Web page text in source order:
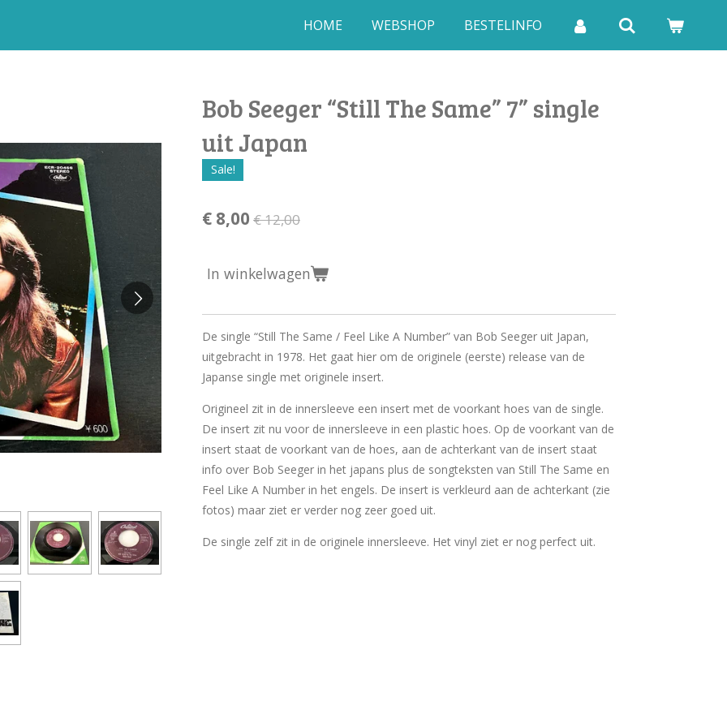
HOME WEBSHOP BESTELINFO
Bob Seeger “Still The Same” 7” single
uit Japan
Sale!
€ 8,00 € 12,00
In winkelwagen
De single “Still The Same / Feel Like A Number” van Bob Seeger uit Japan,
uitgebracht in 1978. Het gaat hier om de originele (eerste) release van de
Japanse single met originele insert.
Origineel zit in de innersleeve een insert met de voorkant hoes van de single.
De insert zit nu voor de innersleeve in een plastic hoes. Op de voorkant van de
insert staat de voorkant van de hoes, aan de achterkant van de insert staat
info over Bob Seeger in het japans plus de songteksten van Still The Same en
Feel Like A Number in het engels. De insert is verkleurd aan de achterkant (zie
fotos) maar ziet er verder nog zeer goed uit.
De single zelf zit in de originele innersleeve. Het vinyl ziet er nog perfect uit.